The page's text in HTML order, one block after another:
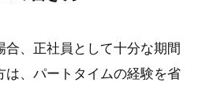
合、正社員として十分な期間
は、パートタイムの経験を省